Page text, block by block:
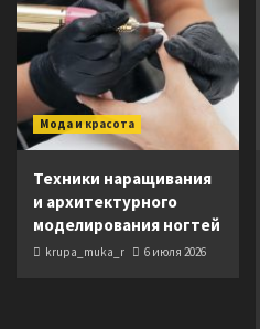
Мода и красота
Техники наращивания
и архитектурного
моделирования ногтей
krupa_muka_r 6 июля 2026